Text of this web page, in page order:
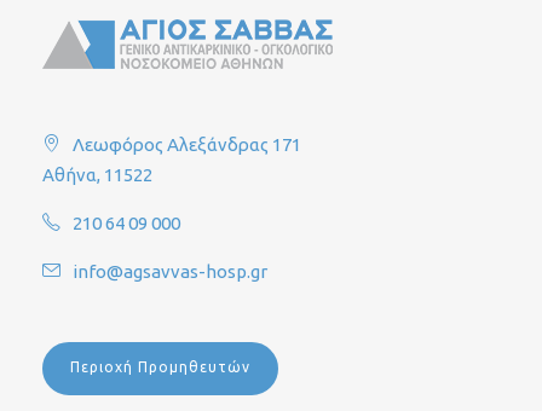
Λεωφόρος Αλεξάνδρας 171
Αθήνα, 11522
210 64 09 000
info@agsavvas-hosp.gr
Περιοχή Προμηθευτών